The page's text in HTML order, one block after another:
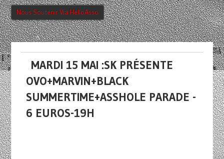
Nous Soutenir Via HelloAsso
MARDI 15 MAI :SK PRÉSENTE
OVO+MARVIN+BLACK
SUMMERTIME+ASSHOLE PARADE -
6 EUROS-19H